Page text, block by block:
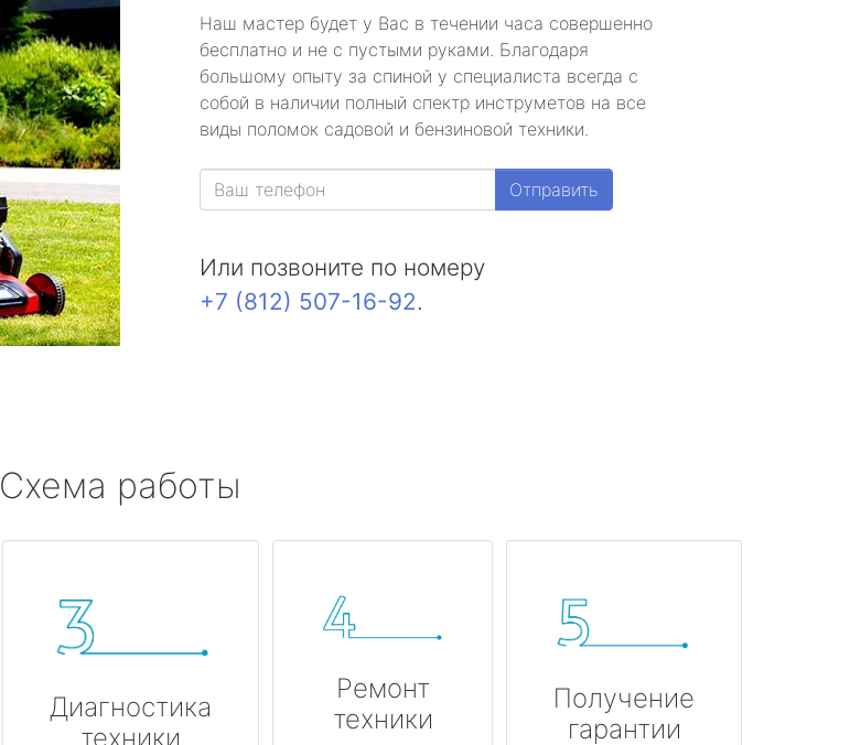
Наш мастер будет у Вас в течении часа совершенно
бесплатно и не с пустыми руками. Благодаря
большому опыту за спиной у специалиста всегда с
собой в наличии полный спектр инструметов на все
виды поломок садовой и бензиновой техники.
Отправить
Или позвоните по номеру
+7 (812) 507-16-92.
Схема работы
Диагностика
техники
Ремонт
техники
Получение
гарантии